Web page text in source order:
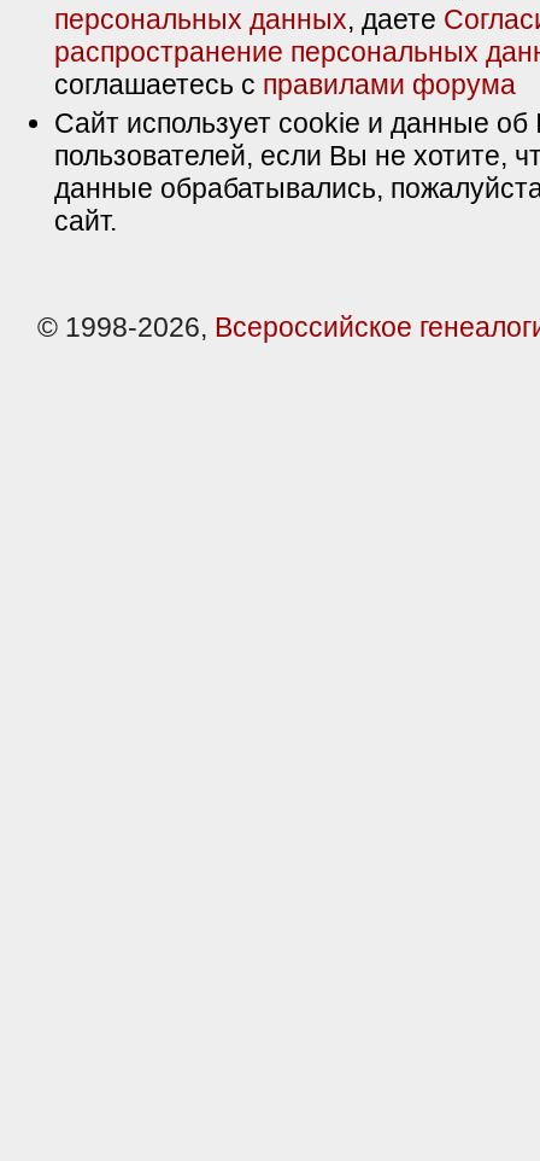
персональных данных, даете
распространение персональных
соглашаетесь с правилами форума
Сайт использует cookie и данные об
пользователей, если Вы не хотите,
данные обрабатывались,
сайт.
© 1998-2026, Всероссийское